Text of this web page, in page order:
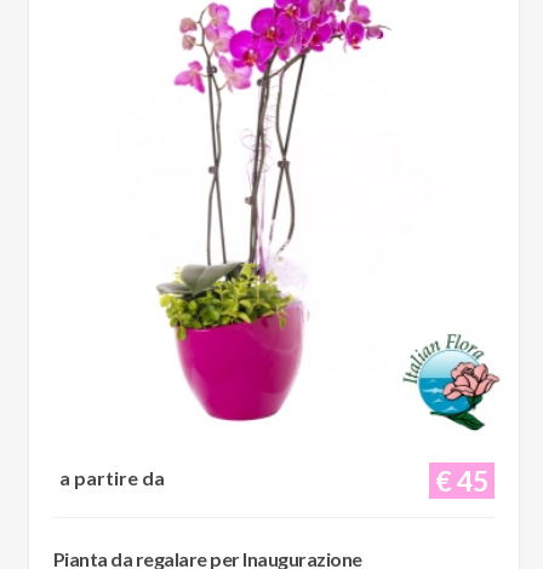
€ 45
a partire da
Pianta da regalare per Inaugurazione